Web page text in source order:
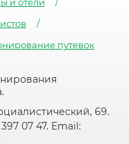
путевок
69.
07 47. Email: